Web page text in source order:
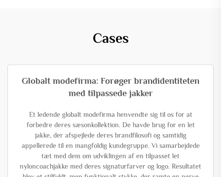
Cases
Globalt modefirma: Forøger brandidentiteten
med tilpassede jakker
Et ledende globalt modefirma henvendte sig til os for at
forbedre deres sæsonkollektion. De havde brug for en let
jakke, der afspejlede deres brandfilosofi og samtidig
appellerede til en mangfoldig kundegruppe. Vi samarbejdede
tæt med dem om udviklingen af en tilpasset let
nyloncoachjakke med deres signaturfarver og logo. Resultatet